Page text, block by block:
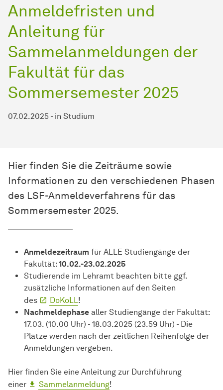
Anmeldefristen und
Anleitung für
Sammelanmeldungen der
Fakultät für das
Sommersemester 2025
07.02.2025 - in Studium
Hier finden Sie die Zeiträume sowie
Informationen zu den verschiedenen Phasen
des LSF-Anmeldeverfahrens für das
Sommersemester 2025.
Anmeldezeitraum für ALLE Studiengänge der
Fakultät: 10.02.-23.02.2025
Studierende im Lehramt beachten bitte ggf.
zusätzliche Informationen auf den Seiten
des
DoKoLL!
Nachmeldephase aller Studiengänge der Fakultät:
17.03. (10.00 Uhr) - 18.03.2025 (23.59 Uhr) - Die
Plätze werden nach der zeitlichen Reihenfolge der
Anmeldungen vergeben.
Hier finden Sie eine Anleitung zur Durchführung
einer
Sammelanmeldung!